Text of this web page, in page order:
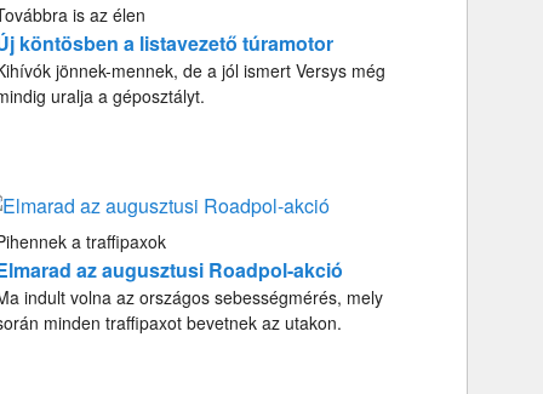
is az élen
köntösben a listavezető túramotor
jönnek-mennek, de a jól ismert Versys még
uralja a géposztályt.
a traffipaxok
az augusztusi Roadpol-akció
indult volna az országos sebességmérés, mely
minden traffipaxot bevetnek az utakon.